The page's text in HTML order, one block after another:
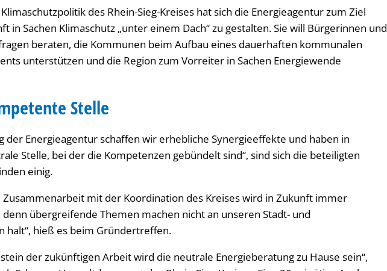
des Rhein-Sieg-Kreises hat sich die Energieagentur zum Ziel
in Sachen Klimaschutz „unter einem Dach“ zu gestalten. Sie will Bürgerinnen und
beraten, die Kommunen beim Aufbau eines dauerhaften kommunalen
unterstützen und die Region zum Vorreiter in Sachen Energiewende
Stelle
der Energieagentur schaffen wir erhebliche Synergieeffekte und haben in
Stelle, bei der die Kompetenzen gebündelt sind“, sind sich die beteiligten
einig.
mit der Koordination des Kreises wird in Zukunft immer
übergreifende Themen machen nicht an unseren Stadt- und
halt“, hieß es beim Gründertreffen.
der zukünftigen Arbeit wird die neutrale Energieberatung zu Hause sein“,